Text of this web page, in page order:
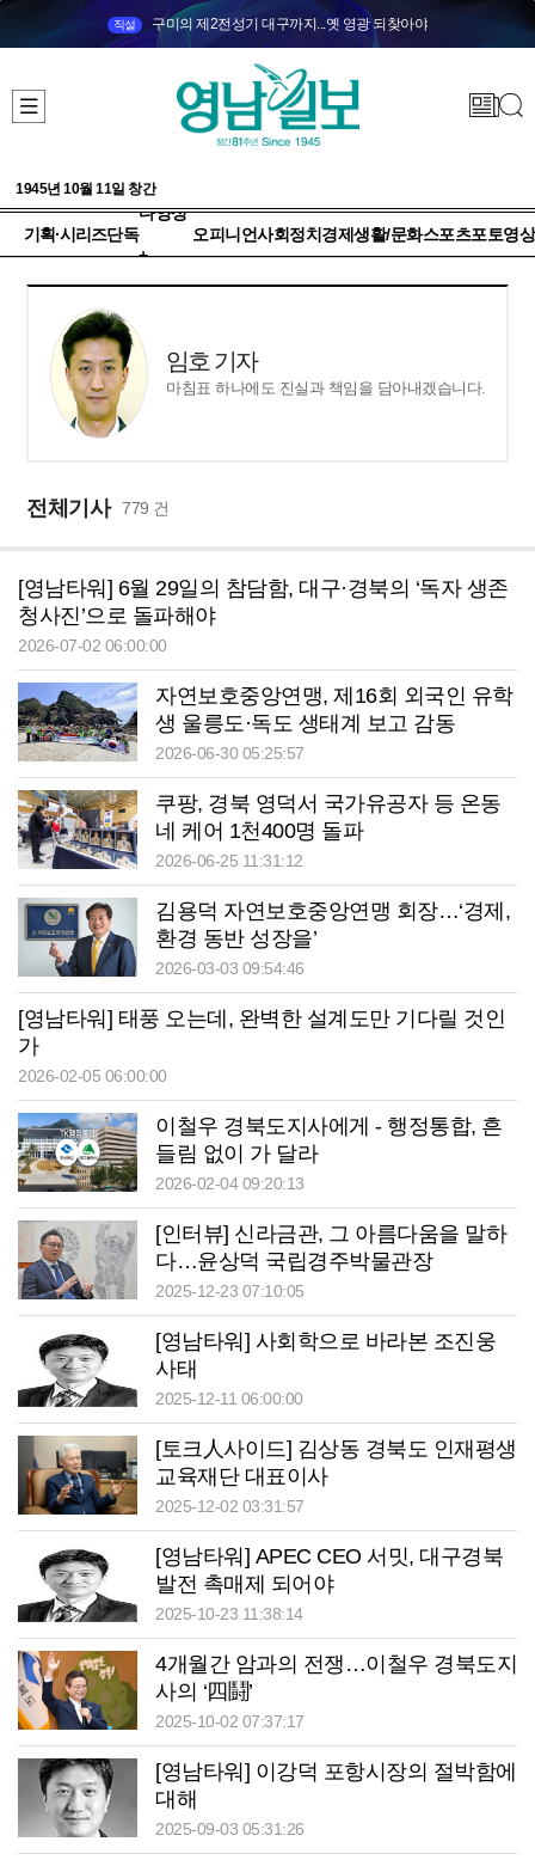
직설 구미의 제2전성기 대구까지...옛 영광 되찾아야
1945년 10월 11일 창간
기획·시리즈단독
다양성
+
오피니언사회정치 경제생활/문화스포츠포토영상
임호 기자
마침표 하나에도 진실과 책임을 담아내겠습니다.
전체기사 779 건
[영남타워] 6월 29일의 참담함, 대구·경북의 ‘독자 생존
청사진’으로 돌파해야
2026-07-02 06:00:00
자연보호중앙연맹, 제16회 외국인 유학
생 울릉도·독도 생태계 보고 감동
2026-06-30 05:25:57
쿠팡, 경북 영덕서 국가유공자 등 온동
네 케어 1천400명 돌파
2026-06-25 11:31:12
김용덕 자연보호중앙연맹 회장…‘경제,
환경 동반 성장을’
2026-03-03 09:54:46
[영남타워] 태풍 오는데, 완벽한 설계도만 기다릴 것인
가
2026-02-05 06:00:00
이철우 경북도지사에게 - 행정통합, 흔
들림 없이 가 달라
2026-02-04 09:20:13
[인터뷰] 신라금관, 그 아름다움을 말하
다…윤상덕 국립경주박물관장
2025-12-23 07:10:05
[영남타워] 사회학으로 바라본 조진웅
사태
2025-12-11 06:00:00
[토크人사이드] 김상동 경북도 인재평생
교육재단 대표이사
2025-12-02 03:31:57
[영남타워] APEC CEO 서밋, 대구경북
발전 촉매제 되어야
2025-10-23 11:38:14
4개월간 암과의 전쟁…이철우 경북도지
사의 ‘四鬪’
2025-10-02 07:37:17
[영남타워] 이강덕 포항시장의 절박함에
대해
2025-09-03 05:31:26